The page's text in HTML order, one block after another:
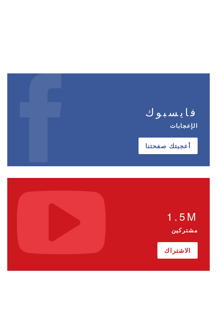
فايسبوك
الإعجابات
أعجبتك صفحتنا
1.5M
مشتركين
الاشتراك